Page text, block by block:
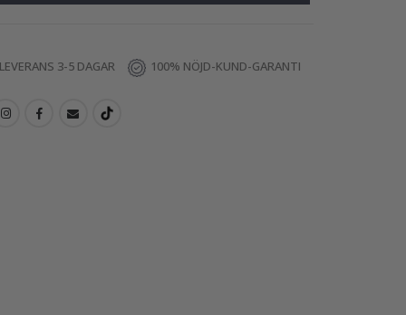
LEVERANS 3-5 DAGAR 100% NÖJD-KUND-GARANTI